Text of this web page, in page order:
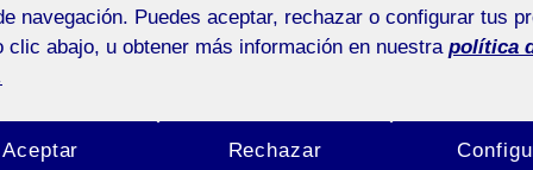
navegación. Puedes aceptar, rechazar o configurar tus
clic abajo, u obtener más información en nuestra política
Rechazar
Aceptar